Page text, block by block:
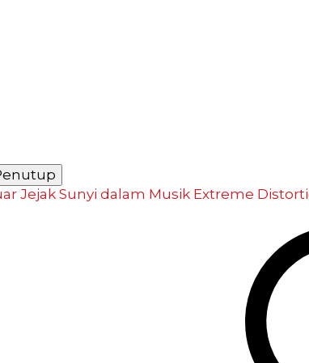
Jejak Sunyi dalam Musik Extreme